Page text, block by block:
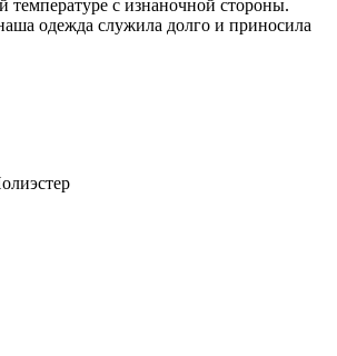
температуре с изнаночной стороны.
одежда служила долго и приносила